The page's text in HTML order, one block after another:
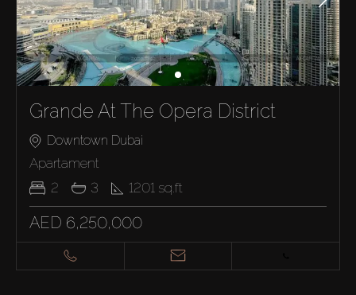
Grande At The Opera District
Downtown Dubai
Apartament
2
3 1201 sq.ft
AED 6,250,000